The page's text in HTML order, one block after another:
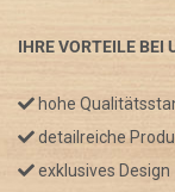
IHRE VORTEILE BEI
hohe
detailreiche
exklusives Design